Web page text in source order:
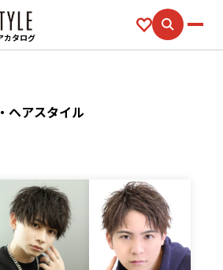
カタログ
ヘアスタイル